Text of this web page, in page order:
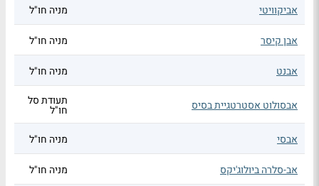
אביקוויטי מניה חו"ל
אבן קיסר מניה חו"ל
אבנט מניה חו"ל
אבסולוט אסטרטגיית בסיס תעודת סל
חו"ל
אבסי
מניה חו"ל
אב-סלרה ביולוג'יקס מניה חו"ל